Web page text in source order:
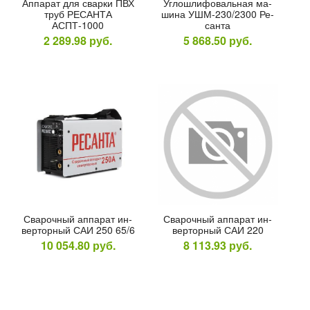
руб.
Окончание:
46
Ап­па­рат для свар­ки ПВХ
труб РЕ­САН­ТА
АСПТ-1000
2 289.98 руб.
Уг­лошли­фоваль­ная ма­
шина УШМ-230/2300 Ре­
сан­та
5 868.50 руб.
Сва­роч­ный ап­па­рат ин­
вертор­ный САИ 250 65/6
10 054.80 руб.
Сва­роч­ный ап­па­рат ин­
вертор­ный САИ 220
8 113.93 руб.